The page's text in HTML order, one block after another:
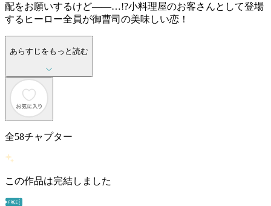
配をお願いするけど――…!?小料理屋のお客さんとして登場
するヒーロー全員が御曹司の美味しい恋！
あらすじをもっと読む
全58チャプター
この作品は完結しました